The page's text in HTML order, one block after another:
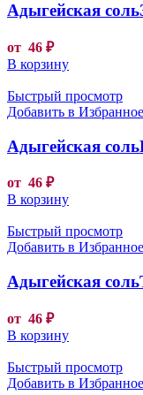
Адыгейская
от 46 ₽
В корзину
Быстрый просмотр
Добавить в Избранное
Адыгейская
от 46 ₽
В корзину
Быстрый просмотр
Добавить в Избранное
Адыгейская
от 46 ₽
В корзину
Быстрый просмотр
Добавить в Избранное